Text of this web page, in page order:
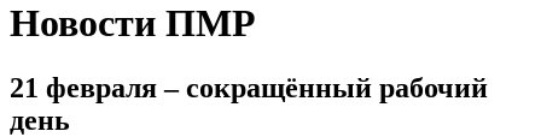
Новости ПМР
21 февраля – сокращённый рабочий
день